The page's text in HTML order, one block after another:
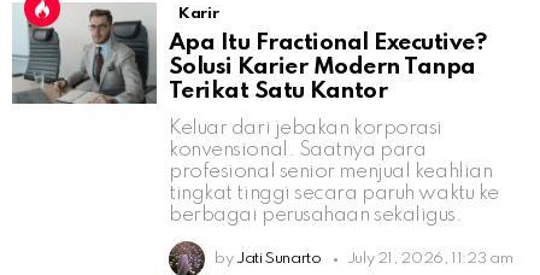
Karir
Apa Itu Fractional Executive?
Solusi Karier Modern Tanpa
Terikat Satu Kantor
Keluar dari jebakan korporasi
konvensional. Saatnya para
profesional senior menjual keahlian
tingkat tinggi secara paruh waktu ke
berbagai perusahaan sekaligus.
by Jati Sunarto July 21, 2026, 11:23 am